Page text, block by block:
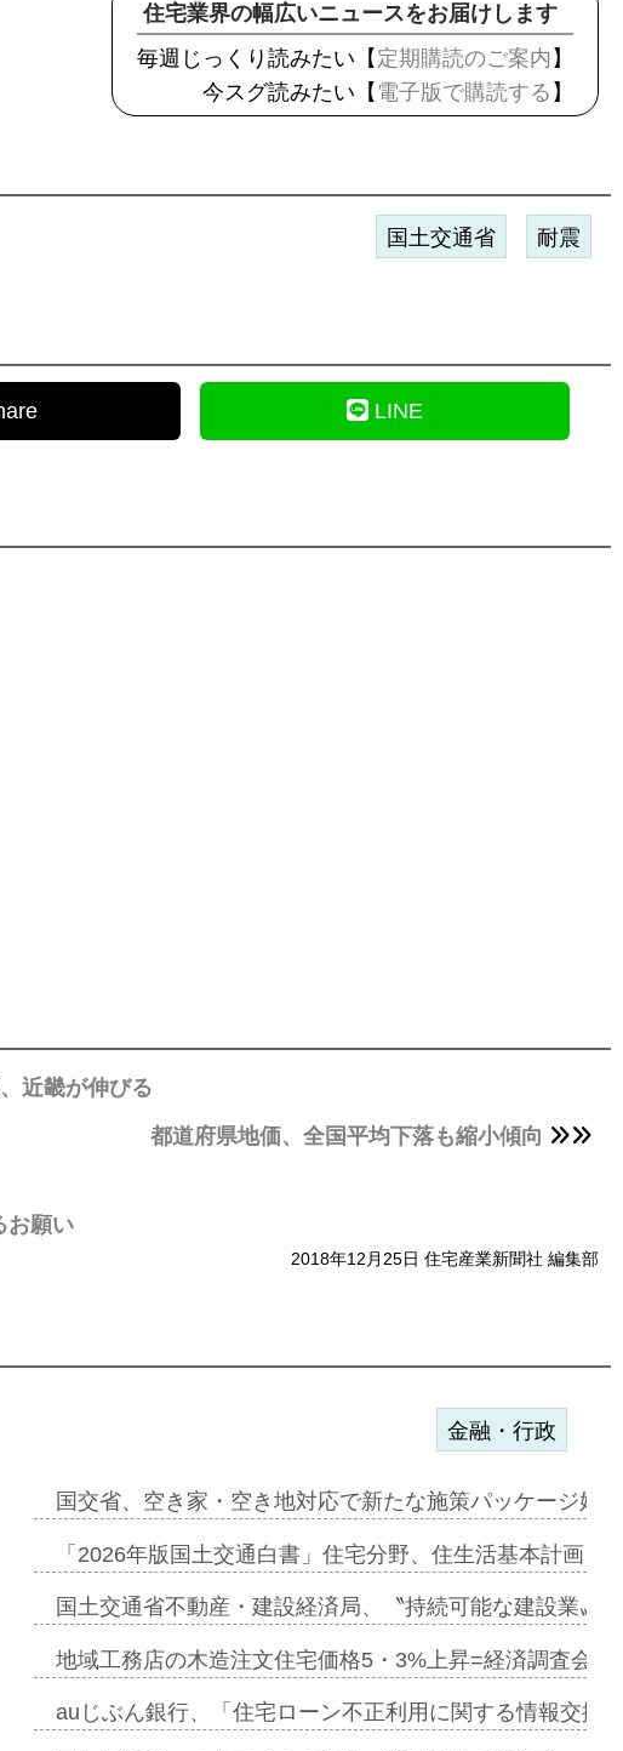
住宅業界の幅広いニュースをお届けします
毎週じっくり読みたい【 定期購読のご案内 】
今スグ読みたい【 電子版で購読する 】
国土交通省 耐震
LINE
近畿が伸びる
都道府県地価、全国平均下落も縮小傾向
お願い
2018年12月25日 住宅産業新聞社 編集部
クターに起用…
=「ファミーレキ…
=年内にも城南エ…
住遊」融合型の賃…
=ガーデンカフェ…
金融・行政
国交省、空き家・空き地対応で新たな施策パッケージ始
「2026年版国土交通白書」住宅分野、住生活基本計画
国土交通省不動産・建設経済局、〝持続可能な建設業〟
地域工務店の木造注文住宅価格5・3%上昇=経済調査会
auじぶん銀行、「住宅ローン不正利用に関する情報交換